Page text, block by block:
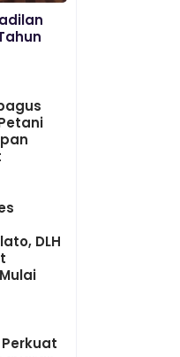
DLH
Perkuat